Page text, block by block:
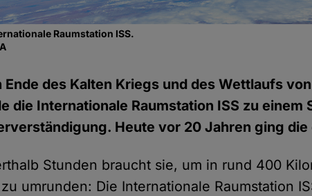
Raumstation ISS.
Ende des Kalten Kriegs und des Wettlaufs
die Internationale Raumstation ISS zu einem
Heute vor 20 Jahren ging die
Stunden braucht sie, um in rund 400
zu umrunden: Die Internationale Raumstation